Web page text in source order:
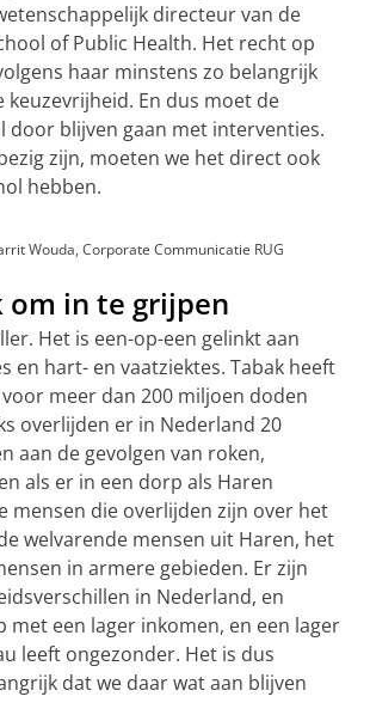
directeur van de
of Public Health. Het recht op
haar minstens zo belangrijk
keuzevrijheid. En dus moet de
door blijven gaan met interventies.
zijn, moeten we het direct ook
hebben.
Wouda, Corporate Communicatie RUG
om in te grijpen
Het is een-op-een gelinkt aan
en hart- en vaatziektes. Tabak heeft
meer dan 200 miljoen doden
overlijden er in Nederland 20
aan de gevolgen van roken,
als er in een dorp als Haren
mensen die overlijden zijn over het
welvarende mensen uit Haren, het
in armere gebieden. Er zijn
in Nederland, en
met een lager inkomen, en een lager
leeft ongezonder. Het is dus
dat we daar wat aan blijven